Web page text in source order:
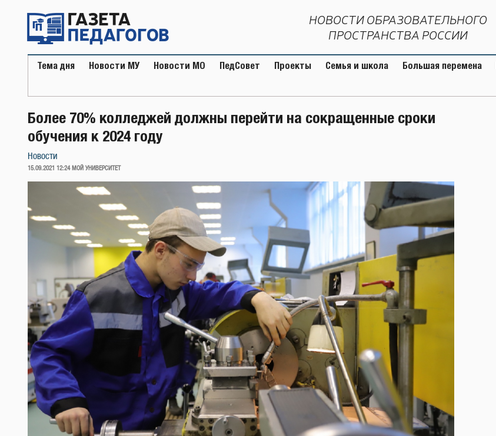
содержимому
НОВОСТИ ОБРАЗОВАТЕЛЬНОГО
ПРОСТРАНСТВА РОССИИ
Тема дня Новости МУ Новости МО ПедСовет Проекты Семья и школа Большая перемена
Более 70% колледжей должны перейти на сокращенные сроки
обучения к 2024 году
Новости
ОПУБЛИКОВАНО
15.09.2021 12:24 МОЙ УНИВЕРСИТЕТ